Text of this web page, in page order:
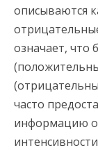
описываются
означает, что
часто
информацию о